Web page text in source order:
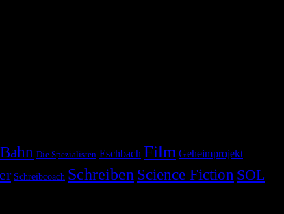
Die Spezialisten Eschbach Film Geheimprojekt
Schreibcoach Schreiben Science Fiction SOL